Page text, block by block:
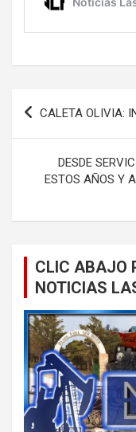
Navegación
CALETA OLIVIA:
DESDE
ESTOS AÑOS Y
CLIC ABAJO
NOTICIAS